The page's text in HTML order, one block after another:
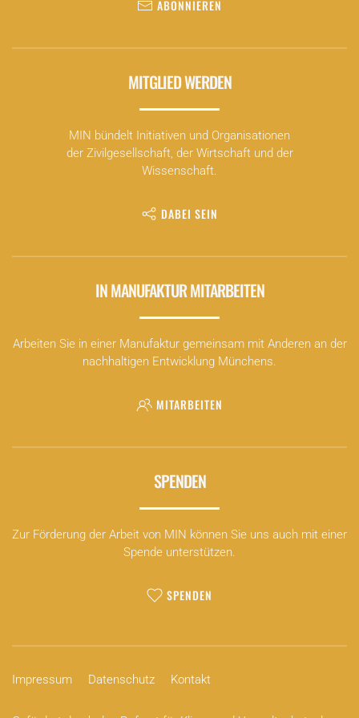
ABONNIEREN
MITGLIED WERDEN
MIN bündelt Initiativen und Organisationen
der Zivilgesellschaft, der Wirtschaft und der
Wissenschaft.
DABEI SEIN
IN MANUFAKTUR MITARBEITEN
Arbeiten Sie in einer Manufaktur gemeinsam mit Anderen an der
nachhaltigen Entwicklung Münchens.
MITARBEITEN
SPENDEN
Zur Förderung der Arbeit von MIN können Sie uns auch mit einer
Spende unterstützen.
SPENDEN
Impressum Datenschutz Kontakt